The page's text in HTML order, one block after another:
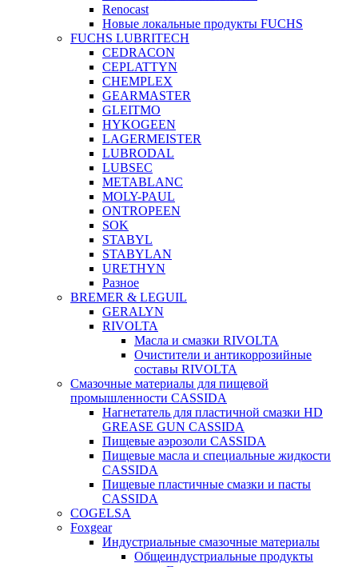
Renocast
Новые локальные продукты FUCHS
FUCHS LUBRITECH
CEDRACON
CEPLATTYN
CHEMPLEX
GEARMASTER
GLEITMO
HYKOGEEN
LAGERMEISTER
LUBRODAL
LUBSEC
METABLANC
MOLY-PAUL
ONTROPEEN
SOK
STABYL
STABYLAN
URETHYN
Разное
BREMER & LEGUIL
GERALYN
RIVOLTA
Масла и смазки RIVOLTA
Очистители и антикоррозийные
составы RIVOLTA
Смазочные материалы для пищевой
промышленности CASSIDA
Нагнетатель для пластичной смазки HD
GREASE GUN CASSIDA
Пищевые аэрозоли CASSIDA
Пищевые масла и специальные жидкости
CASSIDA
Пищевые пластичные смазки и пасты
CASSIDA
COGELSA
Foxgear
Индустриальные смазочные материалы
Общеиндустриальные продукты